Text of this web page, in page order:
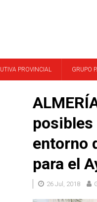
PROVINCIAL GRUPO
entorno
para el
26 Jul, 2018